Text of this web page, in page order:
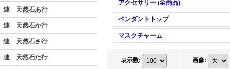
連 天然石あ行
連 天然石か行
連 天然石さ行
連 天然石た行
アクセサリー (全商品)
ペンダントトップ
マスクチャーム
表示数: 画像: